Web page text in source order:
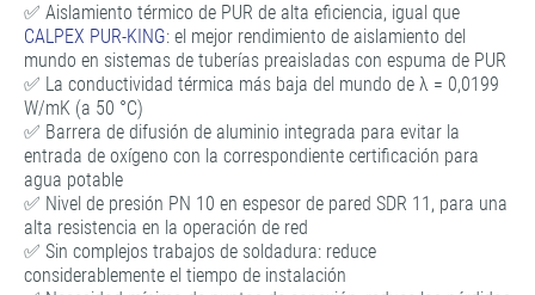
✅ Aislamiento térmico de PUR de alta eficiencia, igual que
CALPEX PUR-KING: el mejor rendimiento de aislamiento del
mundo en sistemas de tuberías preaisladas con espuma de PUR
✅ La conductividad térmica más baja del mundo de λ = 0,0199
W/mK (a 50 °C)
✅ Barrera de difusión de aluminio integrada para evitar la
entrada de oxígeno con la correspondiente certificación para
agua potable
✅ Nivel de presión PN 10 en espesor de pared SDR 11, para una
alta resistencia en la operación de red
✅ Sin complejos trabajos de soldadura: reduce
considerablemente el tiempo de instalación